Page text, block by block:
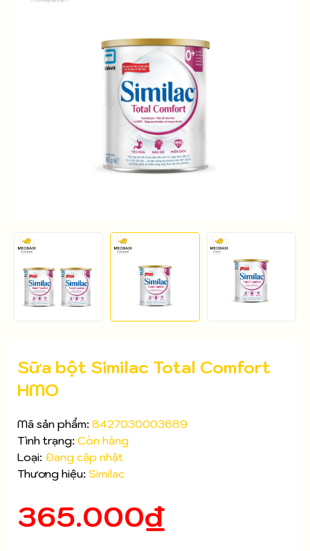
Sữa bột Similac Total Comfort
HMO
Mã sản phẩm: 8427030003689
Tình trạng: Còn hàng
Loại: Đang cập nhật
Thương hiệu: Similac
365.000₫